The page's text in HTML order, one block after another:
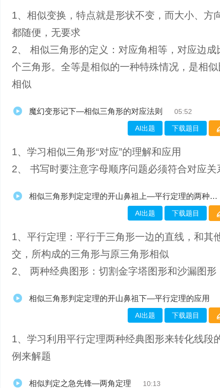
1、相似变换，特点就是形状不变，而大小、方
都随便，无要求
2、 相似三角形的定义：对应角相等，对应边成
个三角形。全等是相似的一种特殊情况，是相
相似
魔幻变形记下—相似三角形的对应法则 05:52
AI出题 下载题目
1、​学习相似三角形“对应”的理解和应用
2、 书写时要注意字母顺序问题必须符合对应关
相似三角形判定定理的开山鼻祖上—平行定理的两种基本图形
AI出题 下载题目
1、​平行定理：平行于三角形一边的直线，和其
交，所构成的三角形与原三角形相似
2、 两种经典图形：切割金字塔图形和沙漏图形
相似三角形判定定理的开山鼻祖下—平行定理的应用
AI出题 下载题目
1、学习利用平行定理两种经典图形来转化线段
例来解题
相似判定之急先锋—两角定理 10:13